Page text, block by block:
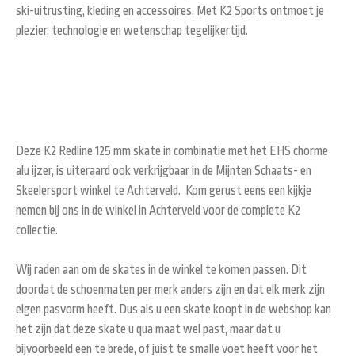
ski-uitrusting, kleding en accessoires. Met K2 Sports ontmoet je
plezier, technologie en wetenschap tegelijkertijd.
Deze K2 Redline 125 mm skate in combinatie met het EHS chorme
alu ijzer, is uiteraard ook verkrijgbaar in de Mijnten Schaats- en
Skeelersport winkel te Achterveld. Kom gerust eens een kijkje
nemen bij ons in de winkel in Achterveld voor de complete K2
collectie.
Wij raden aan om de skates in de winkel te komen passen. Dit
doordat de schoenmaten per merk anders zijn en dat elk merk zijn
eigen pasvorm heeft. Dus als u een skate koopt in de webshop kan
het zijn dat deze skate u qua maat wel past, maar dat u
bijvoorbeeld een te brede, of juist te smalle voet heeft voor het